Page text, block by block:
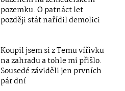
pozemku. O patnáct let
později stát nařídil demolici
Koupil jsem si z Temu vířivku
na zahradu a tohle mi přišlo.
Sousedé záviděli jen prvních
pár dní